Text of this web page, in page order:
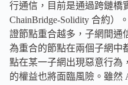
行通信，目前是通過跨鏈橋
ChainBridge-Solidity 合約）
證節點重合越多，子網間通
為重合的節點在兩個子網中
點在某一子網出現惡意行為
的權益也將面臨風險。雖然